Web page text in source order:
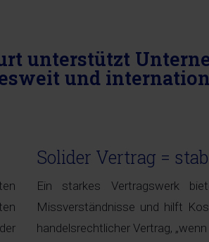
unterstützt
und
Solider Vertrag =
Ein starkes Vertragswerk
Missverständnisse und hilft
handelsrechtlicher Vertrag,